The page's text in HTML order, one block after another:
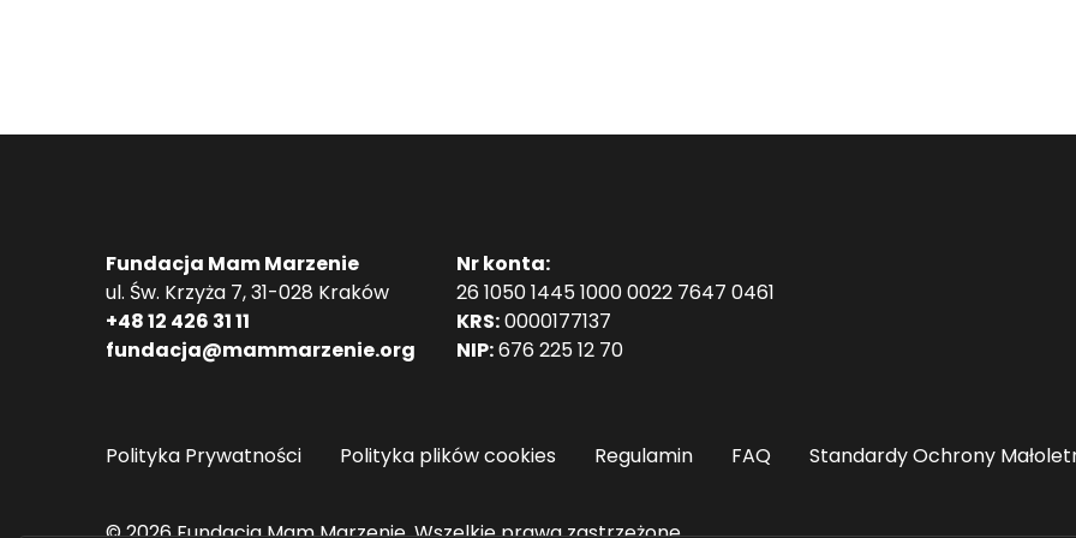
Fundacja Mam Marzenie
ul. Św. Krzyża 7, 31-028 Kraków
+48 12 426 31 11
fundacja@mammarzenie.org
Nr konta:
26 1050 1445 1000 0022 7647 0461
KRS:0000177137
NIP:676 225 12 70
Polityka Prywatności Polityka plików cookies Regulamin FAQ Standardy Ochrony